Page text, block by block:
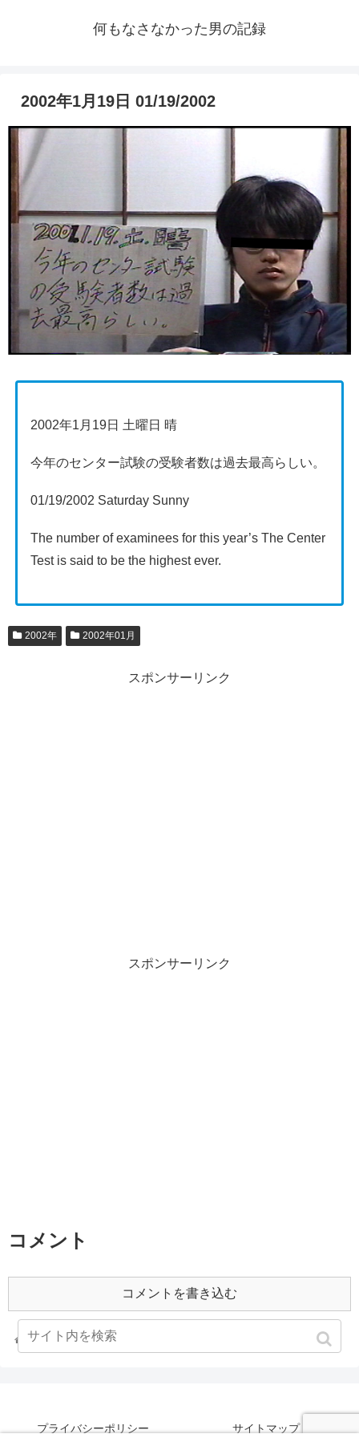
何もなさなかった男の記録
2002年1月19日 01/19/2002
2002年1月19日 土曜日 晴
今年のセンター試験の受験者数は過去最高らしい。
01/19/2002 Saturday Sunny
The number of examinees for this year’s The Center
Test is said to be the highest ever.
2002年 2002年01月
スポンサーリンク
スポンサーリンク
コメント
コメントを書き込む
ホーム 2002年
プライバシーポリシー サイトマップ